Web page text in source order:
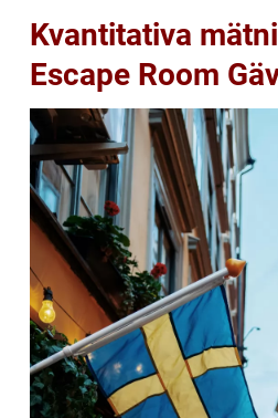
Kvantitativa
Escape Room